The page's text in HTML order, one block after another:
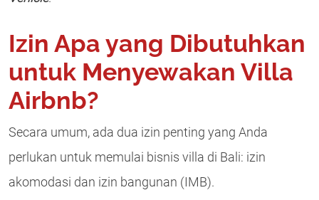
Izin Apa yang Dibutuhkan
untuk Menyewakan Villa
Airbnb?
Secara umum, ada dua izin penting yang Anda
perlukan untuk memulai bisnis villa di Bali: izin
akomodasi dan izin bangunan (IMB).